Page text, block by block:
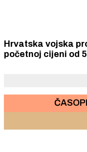
Hrvatska vojska
početnoj cijeni od